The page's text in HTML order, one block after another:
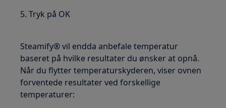
5. Tryk på OK
Steamify® vil endda anbefale temperatur
baseret på hvilke resultater du ønsker at opnå.
Når du flytter temperaturskyderen, viser ovnen
forventede resultater ved forskellige
temperaturer: